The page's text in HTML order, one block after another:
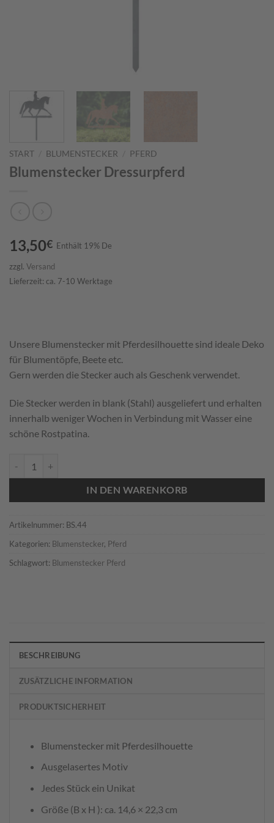
START BLUMENSTECKER PFERD
Blumenstecker Dressurpferd
13,50€ Enthält 19% De
zzgl. Versand
Lieferzeit: ca. 7-10 Werktage
Unsere Blumenstecker mit Pferdesilhouette sind ideale Deko
für Blumentöpfe, Beete etc.
Gern werden die Stecker auch als Geschenk verwendet.
Die Stecker werden in blank (Stahl) ausgeliefert und erhalten
innerhalb weniger Wochen in Verbindung mit Wasser eine
schöne Rostpatina.
IN DEN WARENKORB
Artikelnummer: BS.44
Kategorien: Blumenstecker, Pferd
Schlagwort: Blumenstecker Pferd
BESCHREIBUNG
ZUSÄTZLICHE INFORMATION
PRODUKTSICHERHEIT
Blumenstecker mit Pferdesilhouette
Ausgelasertes Motiv
Jedes Stück ein Unikat
Größe (B x H ): ca. 14,6 × 22,3 cm